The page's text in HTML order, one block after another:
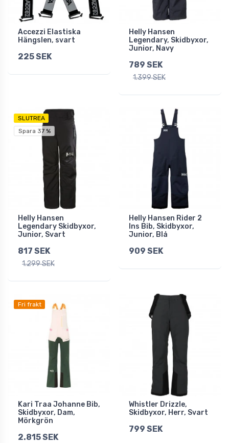
Accezzi Elastiska
Hängslen, svart
225 SEK
Helly Hansen
Legendary, Skidbyxor,
Junior, Navy
789 SEK
1.399 SEK
SLUTREA
Spara 37 %
Helly Hansen
Legendary Skidbyxor,
Junior, Svart
817 SEK
1.299 SEK
Helly Hansen Rider 2
Ins Bib, Skidbyxor,
Junior, Blå
909 SEK
Fri frakt
Kari Traa Johanne Bib,
Skidbyxor, Dam,
Mörkgrön
2.815 SEK
Whistler Drizzle,
Skidbyxor, Herr, Svart
799 SEK